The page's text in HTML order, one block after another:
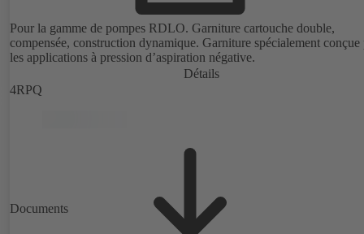
Pour la gamme de pompes RDLO. Garniture cartouche double,
compensée, construction dynamique. Garniture spécialement conçue
les applications à pression d’aspiration négative.
Détails
4RPQ
Documents